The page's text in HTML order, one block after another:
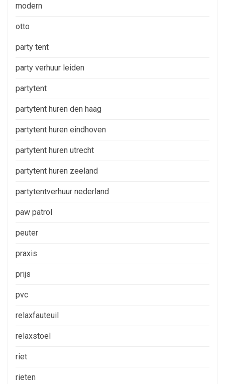
modern
otto
party tent
party verhuur leiden
partytent
partytent huren den haag
partytent huren eindhoven
partytent huren utrecht
partytent huren zeeland
partytentverhuur nederland
paw patrol
peuter
praxis
prijs
pvc
relaxfauteuil
relaxstoel
riet
rieten